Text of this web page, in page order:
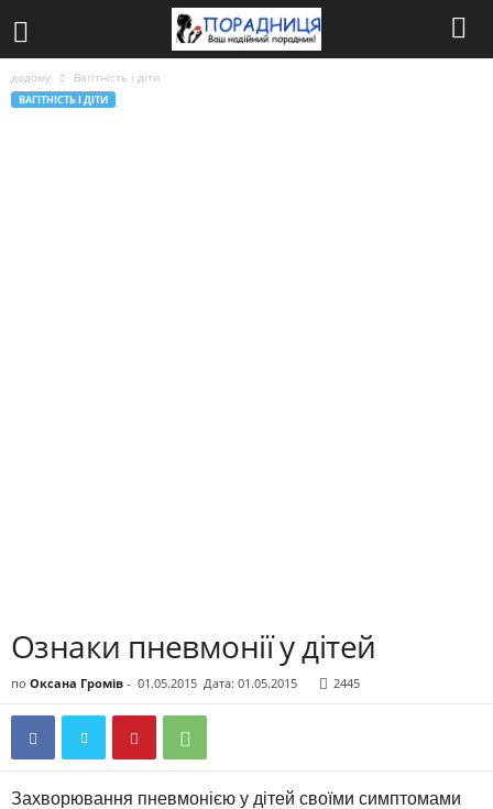
додому Вагітність і діти
ВАГІТНІСТЬ І ДІТИ
Ознаки пневмонії у дітей
по Оксана Громів - 01.05.2015 Дата: 01.05.2015 2445
Захворювання пневмонією у дітей своїми симптомами